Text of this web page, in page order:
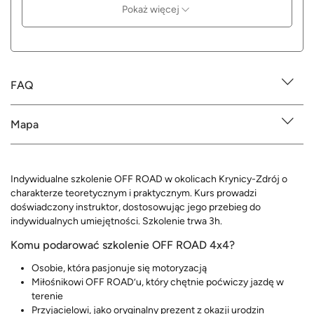
Pokaż więcej
FAQ
Mapa
Indywidualne szkolenie OFF ROAD w okolicach Krynicy-Zdrój o
charakterze teoretycznym i praktycznym. Kurs prowadzi
doświadczony instruktor, dostosowując jego przebieg do
indywidualnych umiejętności. Szkolenie trwa 3h.
Komu podarować szkolenie OFF ROAD 4x4?
Osobie, która pasjonuje się motoryzacją
Miłośnikowi OFF ROAD’u, który chętnie poćwiczy jazdę w
terenie
Przyjacielowi, jako oryginalny prezent z okazji urodzin